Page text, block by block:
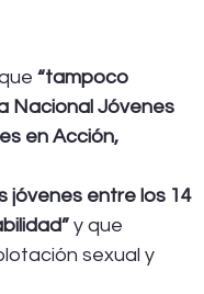
“tampoco
Nacional Jóvenes
en Acción,
jóvenes entre los 14
y que
sexual y